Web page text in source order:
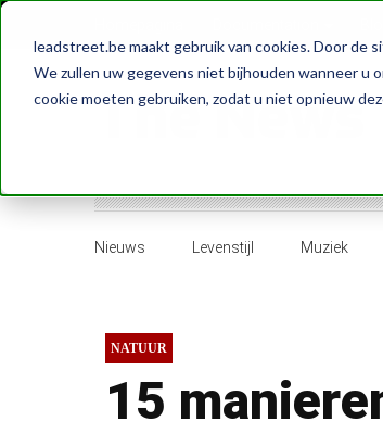
leadstreet.be maakt gebruik van cookies. Door de
We zullen uw gegevens niet bijhouden wanneer u
cookie moeten gebruiken, zodat u niet opnieuw
Nieuws Levenstijl Muziek
NATUUR
15